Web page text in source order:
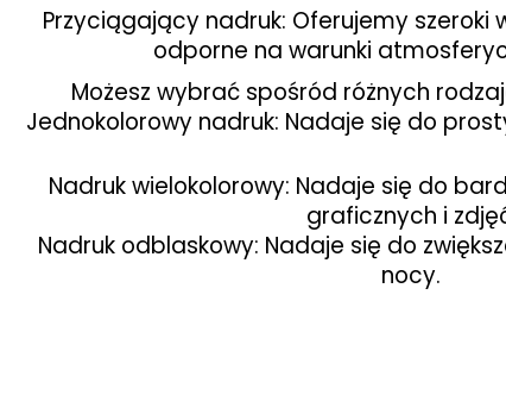
Przyciągający nadruk: Oferujemy szeroki
odporne na warunki
Możesz wybrać spośród różnych
Jednokolorowy nadruk: Nadaje się do
Nadruk wielokolorowy: Nadaje się do
graficznych i
Nadruk odblaskowy: Nadaje się do
nocy.